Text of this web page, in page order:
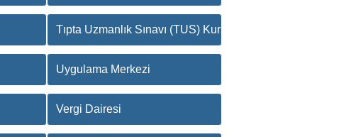
Tıpta Uzmanlık Sınavı (TUS) Kursları
Uygulama Merkezi
Vergi Dairesi